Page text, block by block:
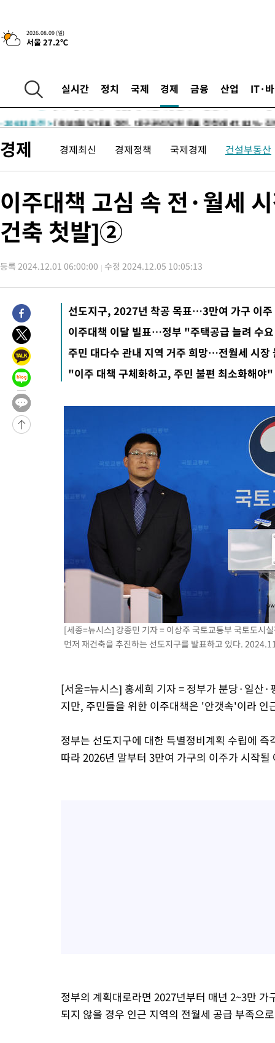
2026.08.09 (일)
서울 27.2℃
실시간 정치 국제 경제 금융 산업 IT·
-23120초 전 >AT마드리드 데뷔 앞둔 이강인, 맨시티전 선발 대신 '벤치 시작'
-21750초 전 > [속보]與 강원·TK 당원투표 합산 김민석 48.54%로 승리…정
44.53%
-20924초 전 >
[속보]與전대 권리당원투표…강원·경북 김민석, 대구 정청래
-20731초 전 >
-20633초 전 > [속보]與 당대표 경선, 대구 권리당원 투표 정청래 47.82%·김
득표
-18348초 전 >
"일본축구협회, 대한축구협회 성 접대 의혹 심판 조사"
-10990초 전 >[속보]장은수, KLPGA 제주삼다수 역전 우승…데뷔 10년 차에
-6282초 전 >손흥민, 68분 뛰고 2경기 침묵…LAFC, 톨루카에 1-0 승리(종합)
-5554초 전 >
'2경기 연속 침묵' 손흥민, 톨루카전 68분만 뛰고 슈팅 0개
-4306초 전 >
이강인, 오늘 서울서 AT마드리드 입단식…'전례 없는 특급대우'
2시간 전 >콜롬비아 신임 우파 대통령 취임 하루만에 차량폭탄 폭발 사건
4시간 전 >튀르키예 외무장관, "메카 3국 방위협정은 이란이 목표 아냐 " 밝혀
-32138초 전 >
[속보]'AT마드리드 7번' 이강인, 맨시티 상대로 비공식 데뷔전
-30202초 전 >
네타냐후, 트럼프의 가자 평화 2차 15개조 평화안 '거부'
-26798초 전 >
-25794초 전 >
태풍 돌핀, 중 저장성 타이저우시 해안에 상륙 (1보)
-23140초 전 >
AT마드리드 데뷔 앞둔 이강인, 맨시티전 선발 대신 '벤치 시작'
-21770초 전 >
44.40%
-21104초 전 >
44.53%
-20944초 전 >
[속보]與전대 권리당원투표…강원·경북 김민석, 대구 정청래
[속보]與 당대표 경선, 경북 권리당원 투표 김민석 47.37%·정
[속보]與 당대표 경선, 대구 권리당원 투표 정청래 47.82%·김
[속보]與 당대표 경선, 강원 권리당원 투표 김민석 승리
"일본축구협회, 대한축구협회 성 접대 의혹 심판 조사"
[속보]장은수, KLPGA 제주삼다수 역전 우승…데뷔 10년 차에
"얼마나 더웠으면"…안동 물길공원서 헤엄친 구렁이 '소동'
손흥민, 68분 뛰고 2경기 침묵…LAFC, 톨루카에 1-0 승리(종합)
'2경기 연속 침묵' 손흥민, 톨루카전 68분만 뛰고 슈팅 0개
이강인, 오늘 서울서 AT마드리드 입단식…'전례 없는 특급대우'
'여긴 20도, 저긴 50도'…열화상 카메라로 본 폭염 저감시설 '온도
콜롬비아 신임 우파 대통령 취임 하루만에 차량폭탄 폭발 사건
튀르키예 외무장관, "메카 3국 방위협정은 이란이 목표 아냐 " 밝혀
경제 경제최신 경제정책 국제경제 건설부동산
이주대책 고심 속 전·월세
건축 첫발]②
등록 2024.12.01 06:00:00 수정 2024.12.05 10:05:13
선도지구, 2027년 착공 목표…3만여 가구 이주
이주대책 이달 빌표…정부 "주택공급 늘려 수
주민 대다수 관내 지역 거주 희망…전월세 시장
"이주 대책 구체화하고, 주민 불편 최소화해야"
[세종=뉴시스] 강종민 기자 = 이상주 국토교통부 국토도시
먼저 재건축을 추진하는 선도지구를 발표하고 있다.
[서울=뉴시스] 홍세희 기자 = 정부가 분당·일산
지만, 주민들을 위한 이주대책은 '안갯속'이라
정부는 선도지구에 대한 특별정비계획 수립에
따라 2026년 말부터 3만여 가구의 이주가 시작될
정부의 계획대로라면 2027년부터 매년 2~3만
되지 않을 경우 인근 지역의 전월세 공급 부족으